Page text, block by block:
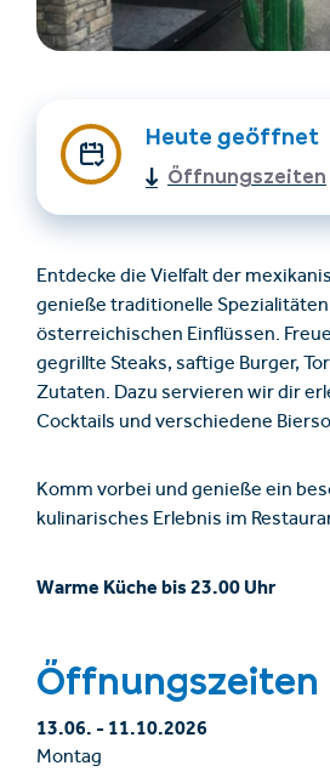
Heute geöffnet
Öffnungszeiten
Entdecke die Vielfalt der
genieße traditionelle
österreichischen Einflüssen.
gegrillte Steaks, saftige Burger,
Zutaten. Dazu servieren wir dir
Cocktails und verschiedene
Komm vorbei und genieße ein
kulinarisches Erlebnis im
Warme Küche bis 23.00 Uhr
Öffnungszeiten
13.06.-11.10.2026
Montag